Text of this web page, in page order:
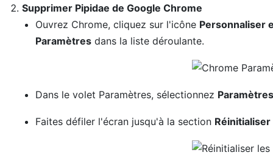
Supprimer Pipidae de Google Chrome
Ouvrez Chrome, cliquez sur l'icône Personnaliser
Paramètresdans la liste déroulante.
Dans le volet Paramètres, sélectionnez
Faites défiler l'écran jusqu'à la section